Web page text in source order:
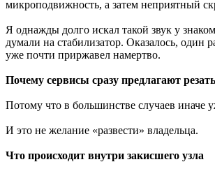
микроподвижность, а затем неприятный
Я однажды долго искал такой звук у
думали на стабилизатор. Оказалось, один
уже почти приржавел намертво.
Почему сервисы сразу предлагают
Потому что в большинстве случаев иначе
И это не желание «развести» владельца.
Что происходит внутри закисшего узла